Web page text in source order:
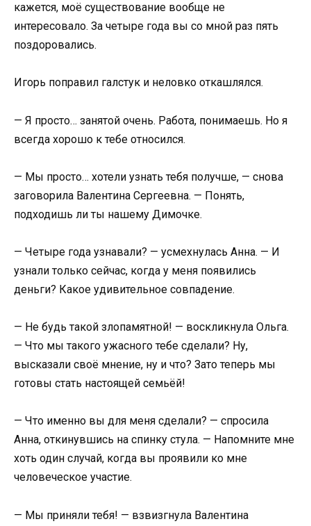
кажется, моё существование вообще не
интересовало. За четыре года вы со мной раз пять
поздоровались.
Игорь поправил галстук и неловко откашлялся.
— Я просто… занятой очень. Работа, понимаешь. Но я
всегда хорошо к тебе относился.
— Мы просто… хотели узнать тебя получше, — снова
заговорила Валентина Сергеевна. — Понять,
подходишь ли ты нашему Димочке.
— Четыре года узнавали? — усмехнулась Анна. — И
узнали только сейчас, когда у меня появились
деньги? Какое удивительное совпадение.
— Не будь такой злопамятной! — воскликнула Ольга.
— Что мы такого ужасного тебе сделали? Ну,
высказали своё мнение, ну и что? Зато теперь мы
готовы стать настоящей семьёй!
— Что именно вы для меня сделали? — спросила
Анна, откинувшись на спинку стула. — Напомните мне
хоть один случай, когда вы проявили ко мне
человеческое участие.
— Мы приняли тебя! — взвизгнула Валентина